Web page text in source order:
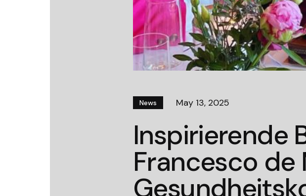
News May 13, 2025
Inspirierende
Francesco de